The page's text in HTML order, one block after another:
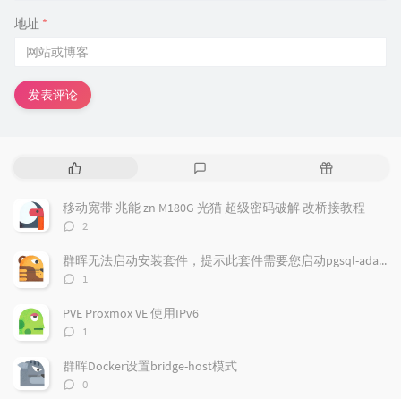
地址 *
发表评论
热
文
章
评
论
随
文
章
移动宽带 兆能 zn M180G 光猫 超级密码破解 改桥接教程
评
数：
2
群晖无法启动安装套件，提示此套件需要您启动pgsql-adapter.service
评
数：
1
PVE Proxmox VE 使用IPv6
评
数：
1
群晖Docker设置bridge-host模式
评
0